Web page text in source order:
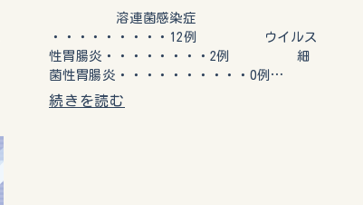
溶連菌感染症
・・・・・・・・・12例 ウイルス
性胃腸炎・・・・・・・・2例 細
菌性胃腸炎・・・・・・・・・・0例…
続きを読む